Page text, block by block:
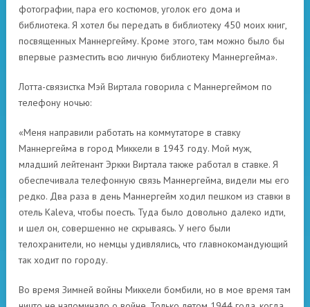
фотографии, пара его костюмов, уголок его дома и
библиотека. Я хотел бы передать в библиотеку 450 моих книг,
посвященных Маннергейму. Кроме этого, там можно было бы
впервые разместить всю личную библиотеку Маннергейма».
Лотта-связистка Мэй Виртала говорила с Маннергеймом по
телефону ночью:
«Меня направили работать на коммутаторе в ставку
Маннергейма в город Миккели в 1943 году. Мой муж,
младший лейтенант Эркки Виртала также работал в ставке. Я
обеспечивала телефонную связь Маннергейма, видели мы его
редко. Два раза в день Маннергейм ходил пешком из ставки в
отель Kaleva, чтобы поесть. Туда было довольно далеко идти,
и шел он, совершенно не скрываясь. У него были
телохранители, но немцы удивлялись, что главнокомандующий
так ходит по городу.
Во время Зимней войны Миккели бомбили, но в мое время там